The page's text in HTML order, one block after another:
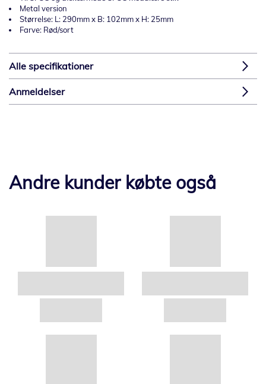
Metal version
Størrelse: L: 290mm x B: 102mm x H: 25mm
Farve: Rød/sort
Alle specifikationer
Anmeldelser
Andre kunder købte også